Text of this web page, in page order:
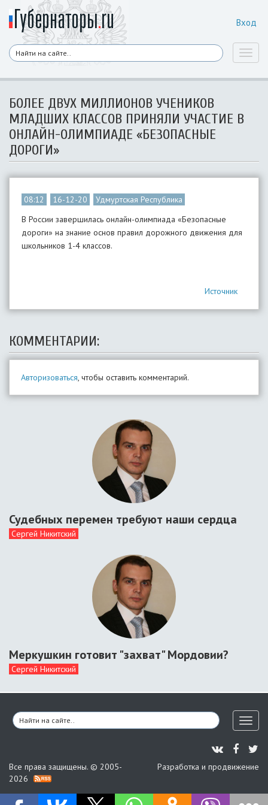
Вход
БОЛЕЕ ДВУХ МИЛЛИОНОВ УЧЕНИКОВ
МЛАДШИХ КЛАССОВ ПРИНЯЛИ УЧАСТИЕ В
ОНЛАЙН-ОЛИМПИАДЕ «БЕЗОПАСНЫЕ
ДОРОГИ»
08:12 16-12-20
Удмуртская Республика
В России завершилась онлайн-олимпиада «Безопасные
дороги» на знание основ правил дорожного движения для
школьников 1-4 классов.
Источник
КОММЕНТАРИИ:
Авторизоваться, чтобы оставить комментарий.
Судебных перемен требуют наши сердца
Сергей Никитский
Меркушкин готовит "захват" Мордовии?
Сергей Никитский
Все права защищены. © 2005-
2026
Разработка и продвижение